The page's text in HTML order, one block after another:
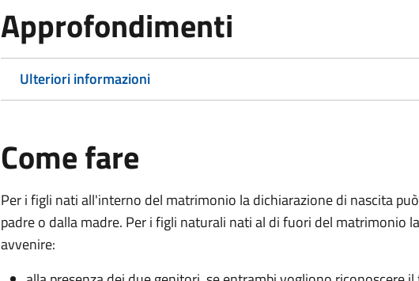
Approfondimenti
Ulteriori informazioni
Come fare
Per i figli nati all'interno del matrimonio la dichiarazione di nascita
padre o dalla madre. Per i figli naturali nati al di fuori del matrimonio
avvenire: